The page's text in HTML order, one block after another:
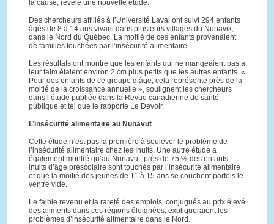
la cause, révèle une nouvelle étude.
Des chercheurs affiliés à l’Université Laval ont suivi 294 enfants
âgés de 8 à 14 ans vivant dans plusieurs villages du Nunavik,
dans le Nord du Québec. La moitié de ces enfants provenaient
de familles touchées par l’insécurité alimentaire.
Les résultats ont montré que les enfants qui ne mangeaient pas à
leur faim étaient environ 2 cm plus petits que les autres enfants. «
Pour des enfants de ce groupe d’âge, cela représente près de la
moitié de la croissance annuelle », soulignent les chercheurs
dans l’étude publiée dans la Revue canadienne de santé
publique et tel que le rapporte Le Devoir.
L’insécurité alimentaire au Nunavut
Cette étude n’est pas la première à soulever le problème de
l’insécurité alimentaire chez les Inuits. Une autre étude a
également montré qu’au Nunavut, près de 75 % des enfants
inuits d’âge préscolaire sont touchés par l’insécurité alimentaire
et que la moitié des jeunes de 11 à 15 ans se couchent parfois le
ventre vide.
Le faible revenu et la rareté des emplois, conjugués au prix élevé
des aliments dans ces régions éloignées, expliqueraient les
problèmes d’insécurité alimentaire dans le Nord.